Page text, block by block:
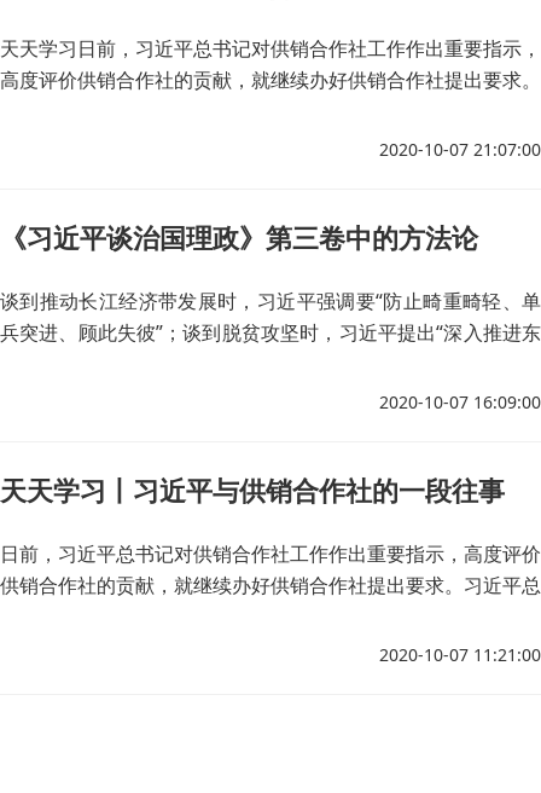
天天学习日前，习近平总书记对供销合作社工作作出重要指示，
高度评价供销合作社的贡献，就继续办好供销合作社提出要求。
2020-10-07 21:07:00
《习近平谈治国理政》第三卷中的方法论
谈到推动长江经济带发展时，习近平强调要“防止畸重畸轻、单
兵突进、顾此失彼”；谈到脱贫攻坚时，习近平提出“深入推进东
调，越是形势严峻复杂越需要领导机关和领导干部保持定力、一
2020-10-07 16:09:00
天天学习丨习近平与供销合作社的一段往事
日前，习近平总书记对供销合作社工作作出重要指示，高度评价
供销合作社的贡献，就继续办好供销合作社提出要求。习近平总
他就曾有过一段与供销合作社“打交道”的经历。2020-10-07 11:21:00